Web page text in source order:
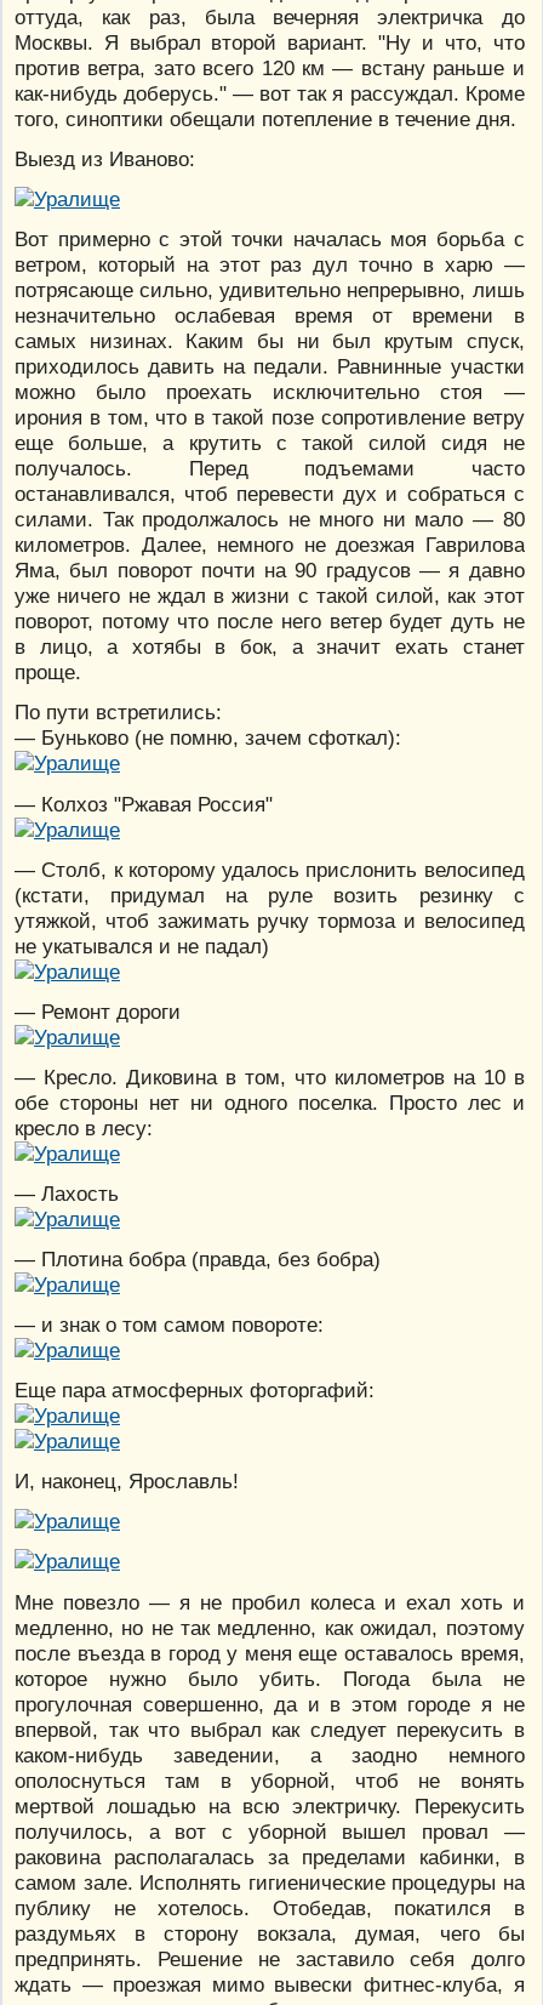
оттуда, как раз, была вечерняя электричка до
Москвы. Я выбрал второй вариант. "Ну и что, что
против ветра, зато всего 120 км — встану раньше и
как-нибудь доберусь." — вот так я рассуждал. Кроме
того, синоптики обещали потепление в течение дня.
Выезд из Иваново:
Вот примерно с этой точки началась моя борьба с
ветром, который на этот раз дул точно в харю —
потрясающе сильно, удивительно непрерывно, лишь
незначительно ослабевая время от времени в
самых низинах. Каким бы ни был крутым спуск,
приходилось давить на педали. Равнинные участки
можно было проехать исключительно стоя —
ирония в том, что в такой позе сопротивление ветру
еще больше, а крутить с такой силой сидя не
получалось. Перед подъемами часто
останавливался, чтоб перевести дух и собраться с
силами. Так продолжалось не много ни мало — 80
километров. Далее, немного не доезжая Гаврилова
Яма, был поворот почти на 90 градусов — я давно
уже ничего не ждал в жизни с такой силой, как этот
поворот, потому что после него ветер будет дуть не
в лицо, а хотябы в бок, а значит ехать станет
проще.
По пути встретились:
— Буньково (не помню, зачем сфоткал):
— Колхоз "Ржавая Россия"
— Столб, к которому удалось прислонить велосипед
(кстати, придумал на руле возить резинку с
утяжкой, чтоб зажимать ручку тормоза и велосипед
не укатывался и не падал)
— Ремонт дороги
— Кресло. Диковина в том, что километров на 10 в
обе стороны нет ни одного поселка. Просто лес и
кресло в лесу:
— Лахость
— Плотина бобра (правда, без бобра)
— и знак о том самом повороте:
Еще пара атмосферных фоторгафий:
И, наконец, Ярославль!
Мне повезло — я не пробил колеса и ехал хоть и
медленно, но не так медленно, как ожидал, поэтому
после въезда в город у меня еще оставалось время,
которое нужно было убить. Погода была не
прогулочная совершенно, да и в этом городе я не
впервой, так что выбрал как следует перекусить в
каком-нибудь заведении, а заодно немного
ополоснуться там в уборной, чтоб не вонять
мертвой лошадью на всю электричку. Перекусить
получилось, а вот с уборной вышел провал —
раковина располагалась за пределами кабинки, в
самом зале. Исполнять гигиенические процедуры на
публику не хотелось. Отобедав, покатился в
раздумьях в сторону вокзала, думая, чего бы
предпринять. Решение не заставило себя долго
ждать — проезжая мимо вывески фитнес-клуба, я